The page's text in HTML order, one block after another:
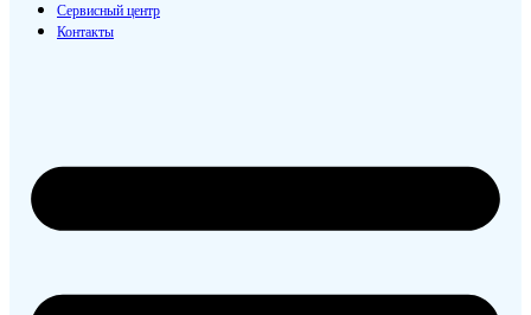
Сервисный центр
Контакты